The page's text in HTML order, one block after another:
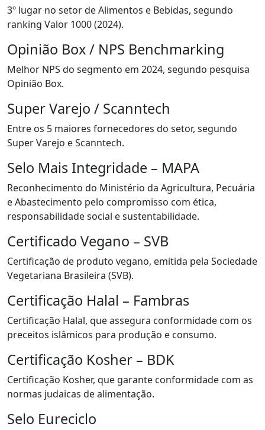
3º lugar no setor de Alimentos e Bebidas, segundo
ranking Valor 1000 (2024).
Opinião Box / NPS Benchmarking
Melhor NPS do segmento em 2024, segundo pesquisa
Opinião Box.
Super Varejo / Scanntech
Entre os 5 maiores fornecedores do setor, segundo
Super Varejo e Scanntech.
Selo Mais Integridade – MAPA
Reconhecimento do Ministério da Agricultura, Pecuária
e Abastecimento pelo compromisso com ética,
responsabilidade social e sustentabilidade.
Certificado Vegano – SVB
Certificação de produto vegano, emitida pela Sociedade
Vegetariana Brasileira (SVB).
Certificação Halal – Fambras
Certificação Halal, que assegura conformidade com os
preceitos islâmicos para produção e consumo.
Certificação Kosher – BDK
Certificação Kosher, que garante conformidade com as
normas judaicas de alimentação.
Selo Eureciclo